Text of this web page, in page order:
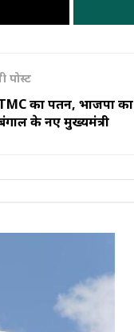
पोस्ट
का पतन, भाजपा
के नए मुख्यमंत्री